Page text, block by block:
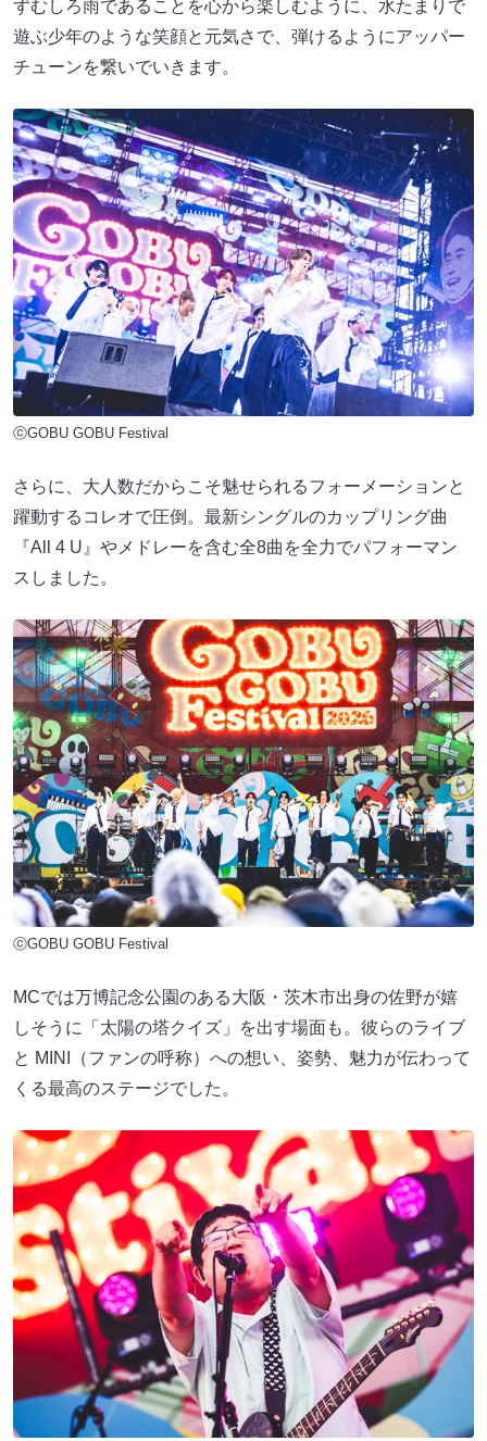
ずむしろ雨であることを心から楽しむように、水たまりで
遊ぶ少年のような笑顔と元気さで、弾けるようにアッパー
チューンを繋いでいきます。
ⓒGOBU GOBU Festival
さらに、大人数だからこそ魅せられるフォーメーションと
躍動するコレオで圧倒。最新シングルのカップリング曲
『All 4 U』やメドレーを含む全8曲を全力でパフォーマン
スしました。
ⓒGOBU GOBU Festival
MCでは万博記念公園のある大阪・茨木市出身の佐野が嬉
しそうに「太陽の塔クイズ」を出す場面も。彼らのライブ
と MINI（ファンの呼称）への想い、姿勢、魅力が伝わって
くる最高のステージでした。